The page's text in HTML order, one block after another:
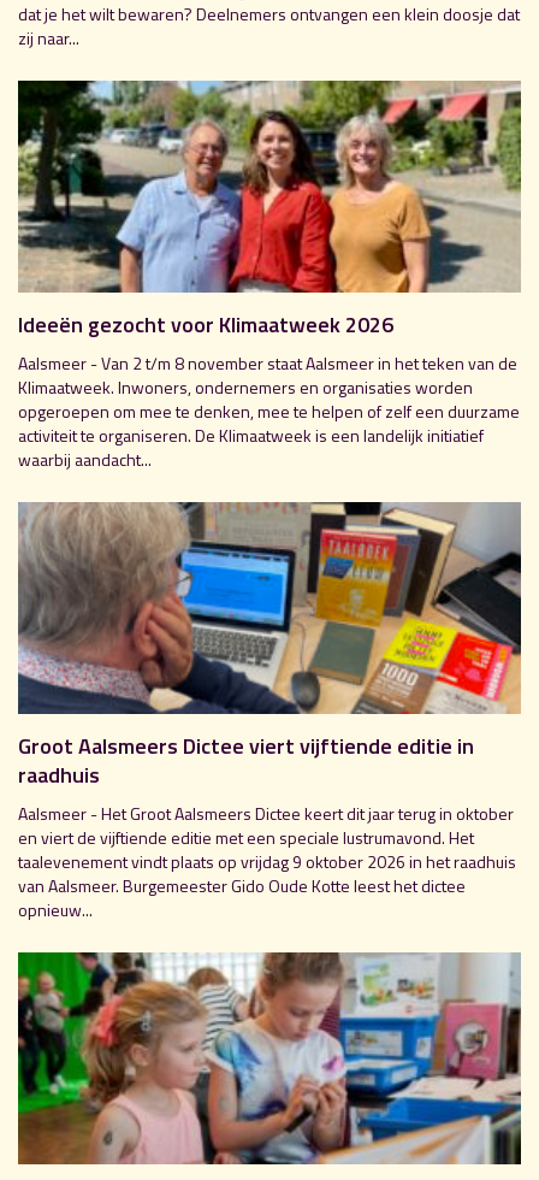
dat je het wilt bewaren? Deelnemers ontvangen een klein doosje dat
zij naar...
Ideeën gezocht voor Klimaatweek 2026
Aalsmeer - Van 2 t/m 8 november staat Aalsmeer in het teken van de
Klimaatweek. Inwoners, ondernemers en organisaties worden
opgeroepen om mee te denken, mee te helpen of zelf een duurzame
activiteit te organiseren. De Klimaatweek is een landelijk initiatief
waarbij aandacht...
Groot Aalsmeers Dictee viert vijftiende editie in
raadhuis
Aalsmeer - Het Groot Aalsmeers Dictee keert dit jaar terug in oktober
en viert de vijftiende editie met een speciale lustrumavond. Het
taalevenement vindt plaats op vrijdag 9 oktober 2026 in het raadhuis
van Aalsmeer. Burgemeester Gido Oude Kotte leest het dictee
opnieuw...